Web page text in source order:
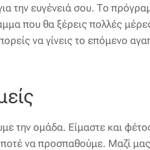
την ευγένειά σου. Το
που θα ξέρεις πολλές
να γίνεις το επόμενο
την ομάδα. Είμαστε και
να προσπαθούμε. Μαζί